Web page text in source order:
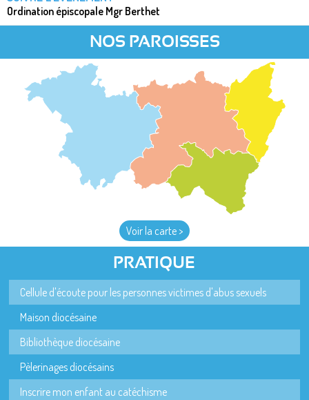
Ordination épiscopale Mgr Berthet
NOS PAROISSES
Voir la carte >
PRATIQUE
Cellule d'écoute pour les personnes victimes d'abus sexuels
Maison diocésaine
Bibliothèque diocésaine
Pèlerinages diocésains
Inscrire mon enfant au catéchisme